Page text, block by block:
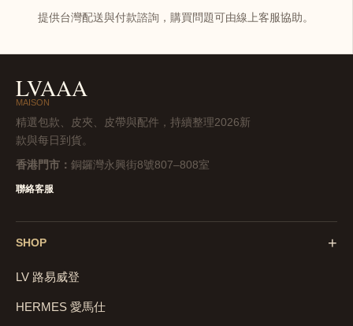
提供台灣配送與付款諮詢，購買問題可由線上客服協助。
LVAAA
MAISON
精選包款、皮夾、皮帶與配件，持續整理2026新
款與每日到貨。
香港門市： 銅鑼灣永興街8號807–808室
聯絡客服
SHOP +
LV 路易威登
HERMES 愛馬仕